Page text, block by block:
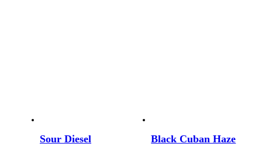
Sour Diesel Black Cuban Haze